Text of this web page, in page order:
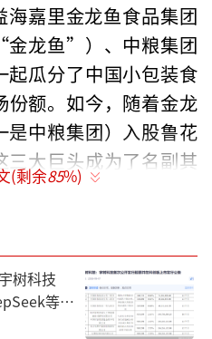
嘉里金龙鱼食品集团
龙鱼”）、中粮集团
瓜分了中国小包装食
份额。如今，随着金龙
是中粮集团）入股鲁花
大巨头成为了名副其
写国内的食用油市场
联姻”
(剩余85%)
树科技
等豪